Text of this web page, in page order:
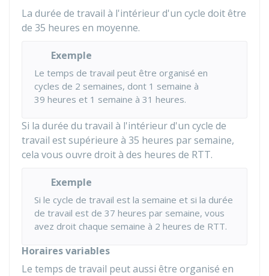
La durée de travail à l'intérieur d'un cycle doit être
de 35 heures en moyenne.
Exemple
Le temps de travail peut être organisé en
cycles de 2 semaines, dont 1 semaine à
39 heures et 1 semaine à 31 heures.
Si la durée du travail à l'intérieur d'un cycle de
travail est supérieure à 35 heures par semaine,
cela vous ouvre droit à des heures de RTT.
Exemple
Si le cycle de travail est la semaine et si la durée
de travail est de 37 heures par semaine, vous
avez droit chaque semaine à 2 heures de RTT.
Horaires variables
Le temps de travail peut aussi être organisé en